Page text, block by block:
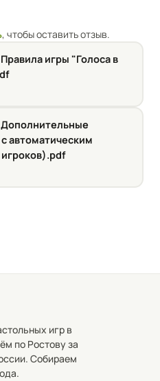
, чтобы оставить отзыв.
игры "Голоса в
Дополнительные
автоматическим
игр в
по Ростову за
Собираем